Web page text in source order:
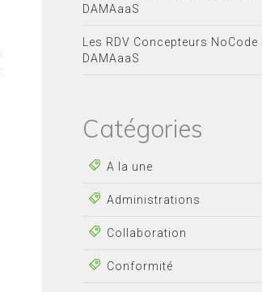
DAMAaaS
Les RDV Concepteurs NoCode
DAMAaaS
Catégories
A la une
Administrations
Collaboration
Conformité